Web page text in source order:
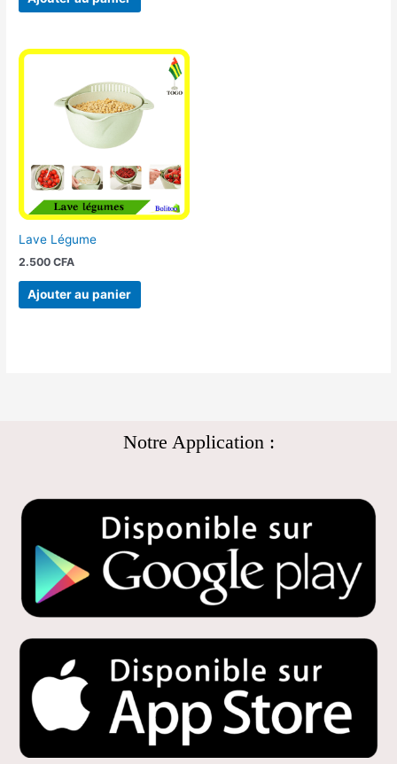
Lave Légume
2.500CFA
Ajouter au panier
Notre Application :